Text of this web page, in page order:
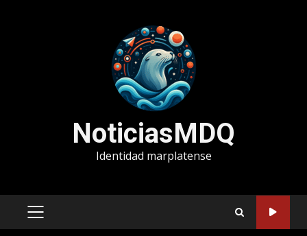
NoticiasMDQ
Identidad marplatense
MENÚ